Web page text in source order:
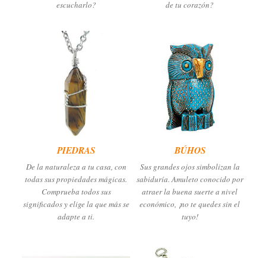
escucharlo? de tu corazón?
PIEDRAS
De la naturaleza a tu casa, con
todas sus propiedades mágicas.
Comprueba todos sus
significados y elige la que más se
adapte a ti.
BÚHOS
Sus grandes ojos simbolizan la
sabiduría. Amuleto conocido por
atraer la buena suerte a nivel
económico, ¡no te quedes sin el
tuyo!